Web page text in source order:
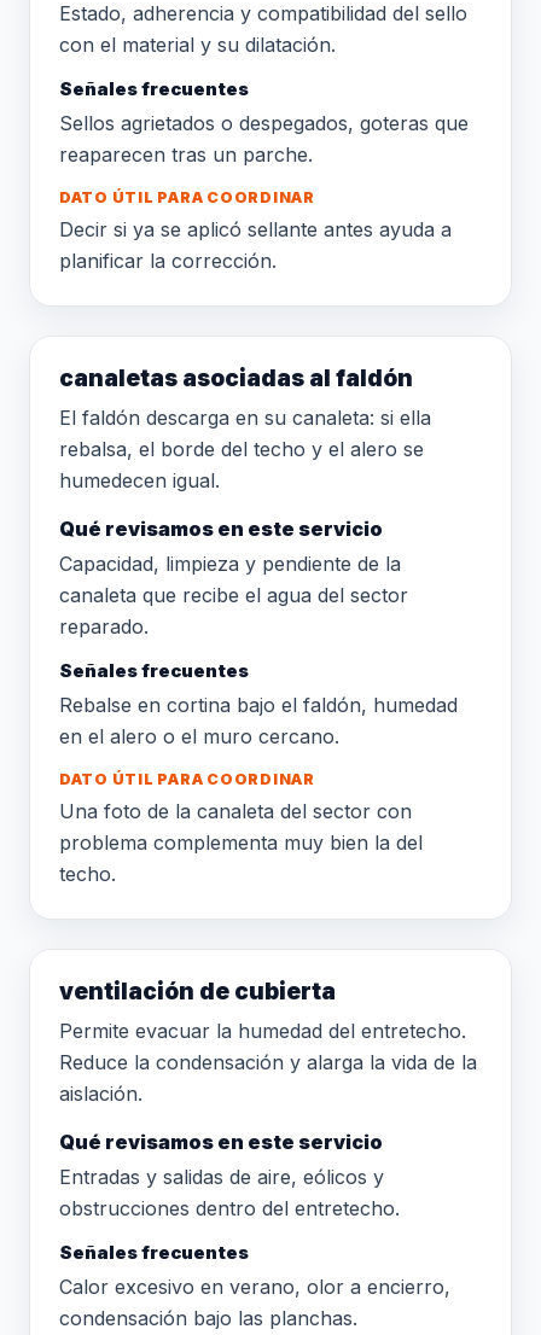
Estado, adherencia y compatibilidad del sello
con el material y su dilatación.
Señales frecuentes
Sellos agrietados o despegados, goteras que
reaparecen tras un parche.
DATO ÚTIL PARA COORDINAR
Decir si ya se aplicó sellante antes ayuda a
planificar la corrección.
canaletas asociadas al faldón
El faldón descarga en su canaleta: si ella
rebalsa, el borde del techo y el alero se
humedecen igual.
Qué revisamos en este servicio
Capacidad, limpieza y pendiente de la
canaleta que recibe el agua del sector
reparado.
Señales frecuentes
Rebalse en cortina bajo el faldón, humedad
en el alero o el muro cercano.
DATO ÚTIL PARA COORDINAR
Una foto de la canaleta del sector con
problema complementa muy bien la del
techo.
ventilación de cubierta
Permite evacuar la humedad del entretecho.
Reduce la condensación y alarga la vida de la
aislación.
Qué revisamos en este servicio
Entradas y salidas de aire, eólicos y
obstrucciones dentro del entretecho.
Señales frecuentes
Calor excesivo en verano, olor a encierro,
condensación bajo las planchas.